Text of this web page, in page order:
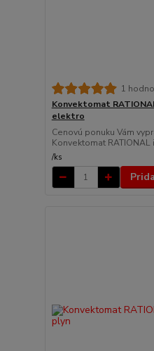
1
Konvektomat
elektro
Cenovú ponuku Vám
Konvektomat RATIONAL
/ks